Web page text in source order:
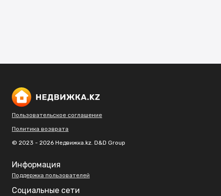
Пользовательское соглашение
Политика возврата
© 2023 - 2026 Недвижка.kz. D&D Group
Информация
Поддержка пользователей
Социальные сети